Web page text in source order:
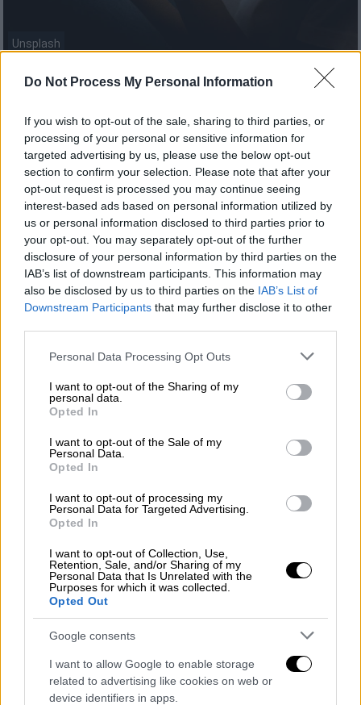
Do Not Process My Personal Information
If you wish to opt-out of the sale, sharing to third parties, or
processing of your personal or sensitive information for
targeted advertising by us, please use the below opt-out
section to confirm your selection. Please note that after your
opt-out request is processed you may continue seeing
interest-based ads based on personal information utilized by
us or personal information disclosed to third parties prior to
your opt-out. You may separately opt-out of the further
disclosure of your personal information by third parties on the
IAB’s list of downstream participants. This information may
also be disclosed by us to third parties on the IAB’s List of
Downstream Participants that may further disclose it to other
Please note that this website/app uses one or more Google
not limited to your visit or usage behaviour. You may click to
grant or deny consent to Google and its third-party tags to
use your data for below specified purposes in below Google
consent section.
Personal Data Processing Opt Outs
I want to opt-out of the Sharing of my
personal data.
Opted In
I want to opt-out of the Sale of my
Personal Data.
Opted In
I want to opt-out of processing my
Personal Data for Targeted Advertising.
Opted In
I want to opt-out of Collection, Use,
Retention, Sale, and/or Sharing of my
Personal Data that Is Unrelated with the
Purposes for which it was collected.
Opted Out
Google consents
I want to allow Google to enable storage
related to advertising like cookies on web or
device identifiers in apps.
Unsplash
Άσχημες διαστάσειςπαίρνει η χρήση
τηςτεχνητής νοημοσύνηςγια τη δημιουργία
ψεύτικων γυμνών εικόνων. Αυτή τη φορά
στοΚιλκίς, 15χρονη έπεσε θύμα δύο
συμμαθητών της.
ΔΙΑΒΑΣΤΕ ΕΠΙΣΗΣ
Ελλάδα|26.05.2026 11:15
Σοκαριστικό βίντεο από το τραγικό
τροχαίο με δυο ανήλικους νεκρούς
τον έλεγχο της μηχανής
Δικογραφία για δύο ανήλικους
Σύμφωνα με τοthestival, η ανήλικη
κατήγγειλε ότι ένας συνομήλικός της πήρε
μία φωτογραφία της και μέσω εφαρμογής ΑΙ,
δημιούργησε ψεύτικη εικόνα που την
παρουσίαζε γυμνή ενώ στη συνέχεια,
μοιράστηκε με άλλους συνομήλικούς του.
Για την υπόθεση έχει σχηματιστεί
δικογραφία σε βάρος δύο 15χρονων, οι
οποίοι έχουν πλέον ταυτοποιηθεί από τις